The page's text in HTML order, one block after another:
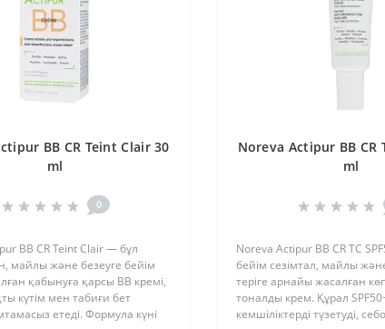
BB CR Teint Clair 30
ml
0
BB CR Teint Clair — бұл
майлы және безеуге бейім
қабынуға қарсы BB кремі,
күтім мен табиғи бет
етеді. Формула күні
Noreva Actipur BB CR
ml
Noreva Actipur BB CR TC
бейім сезімтал, майлы
теріге арнайы жасалған
тоналды крем. Құрал
кемшіліктерді түзетуді,